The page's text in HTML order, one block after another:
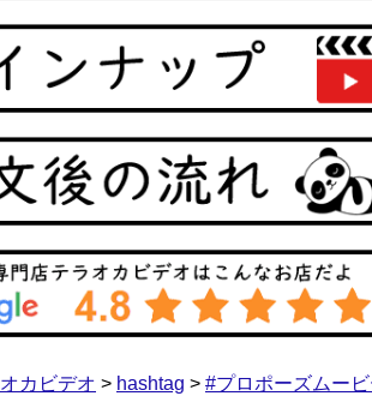
カビデオ > hashtag > #プロポーズムービ